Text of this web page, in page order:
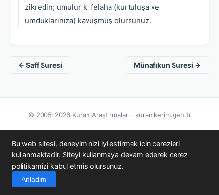
zikredin; umulur ki felaha (kurtuluşa ve
umduklarınıza) kavuşmuş olursunuz.
← Saff Suresi Münafıkun Suresi →
© 2005-2026 Kuran Araştırmaları · kuranikerim.gen.tr
Bu web sitesi, deneyiminizi iyilestirmek icin cerezleri
kullanmaktadir. Siteyi kullanmaya devam ederek cerez
politikamizi kabul etmis olursunuz.
Anladim